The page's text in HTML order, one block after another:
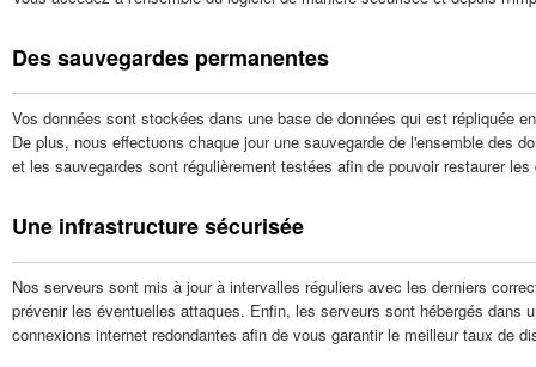
Des sauvegardes permanentes
Vos données sont stockées dans une base de données qui est répliquée
De plus, nous effectuons chaque jour une sauvegarde de l'ensemble des
et les sauvegardes sont régulièrement testées afin de pouvoir restaurer
Une infrastructure sécurisée
Nos serveurs sont mis à jour à intervalles réguliers avec les derniers
prévenir les éventuelles attaques. Enfin, les serveurs sont hébergés
connexions internet redondantes afin de vous garantir le meilleur taux de